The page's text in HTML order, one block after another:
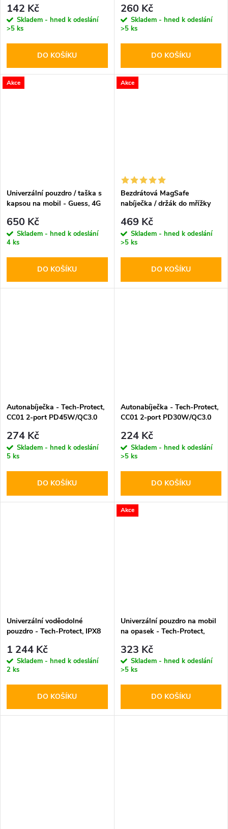
142 Kč
Skladem - hned k odeslání
>5 ks
DO KOŠÍKU
260 Kč
Skladem - hned k odeslání
>5 ks
DO KOŠÍKU
Akce
Univerzální pouzdro / taška s
kapsou na mobil - Guess, 4G
650 Kč
Skladem - hned k odeslání
4 ks
DO KOŠÍKU
Akce
Bezdrátová MagSafe
nabíječka / držák do mřížky
Ultrafast
469 Kč
Skladem - hned k odeslání
>5 ks
DO KOŠÍKU
Autonabíječka - Tech-Protect,
CC01 2-port PD45W/QC3.0
274 Kč
Skladem - hned k odeslání
5 ks
DO KOŠÍKU
Autonabíječka - Tech-Protect,
CC01 2-port PD30W/QC3.0
224 Kč
Skladem - hned k odeslání
>5 ks
DO KOŠÍKU
Univerzální voděodolné
pouzdro - Tech-Protect, IPX8
Orange
1 244 Kč
Skladem - hned k odeslání
2 ks
DO KOŠÍKU
Akce
Univerzální pouzdro na mobil
na opasek - Tech-Protect,
323 Kč
Skladem - hned k odeslání
>5 ks
DO KOŠÍKU